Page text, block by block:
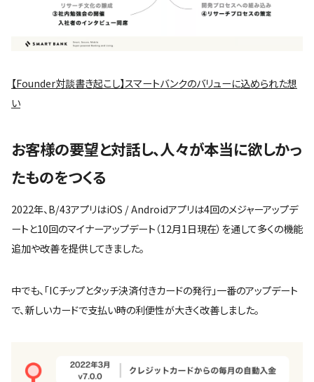
【Founder対談書き起こし】スマートバンクのバリューに込められた想
い
お客様の要望と対話し、人々が本当に欲しかっ
たものをつくる
2022年、B/43アプリはiOS / Androidアプリは4回のメジャーアップデ
ートと10回のマイナーアップデート（12月1日現在）を通して多くの機能
追加や改善を提供してきました。
中でも、「ICチップとタッチ決済付きカードの発行」一番のアップデート
で、新しいカードで支払い時の利便性が大きく改善しました。